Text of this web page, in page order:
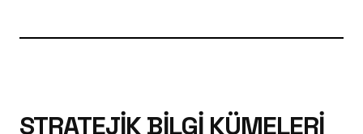
STRATEJIK BILGI KÜMELERI